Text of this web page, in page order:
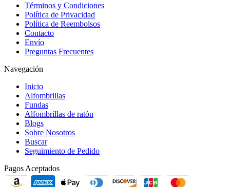
Términos y Condiciones
Política de Privacidad
Política de Reembolsos
Contacto
Envío
Preguntas Frecuentes
Navegación
Inicio
Alfombrillas
Fundas
Alfombrillas de ratón
Blogs
Sobre Nosotros
Buscar
Seguimiento de Pedido
Pagos Aceptados